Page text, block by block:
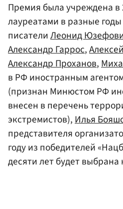
Премия была учреждена в
лауреатами в разные
писателиЛеонид
Александр Гаррос,
Александр Проханов,
в РФ иностранным
(признан Минюстом РФ
внесен в перечень
экстремистов),Илья
представителя
году из победителей
десяти лет будет выбрана